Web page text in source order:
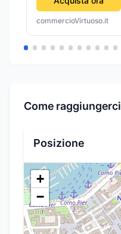
commercioVirtuoso.it
Come raggiungerci
Posizione
+
−